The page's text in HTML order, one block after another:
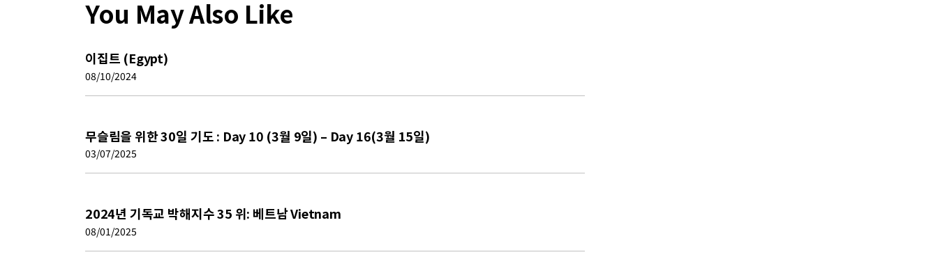
You May Also Like
이집트 (Egypt)
08/10/2024
무슬림을 위한 30일 기도 : Day 10 (3월 9일) – Day 16(3월 15일)
03/07/2025
2024년 기독교 박해지수 35 위: 베트남 Vietnam
08/01/2025